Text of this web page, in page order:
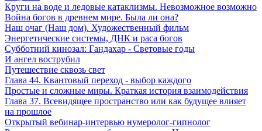
Круги на воде и ледовые катаклизмы. Невозможное возможно
Война богов в древнем мире. Была ли она?
Наш очаг (Наш дом). Художественный фильм
Энергетические системы, ДНК и раса богов
Субботний кинозал: Гандахар - Световые годы
И ангел вострубил
Путешествие сквозь свет
Глава 44. Квантовый переход - выбор каждого
Простыe и сложные миры. Краткая история взаимодействия
Глава 37. Всевидящее пространство или как будущее влияет
на прошлое
Открытый вебинар-интервью нумеролог-гипнолог